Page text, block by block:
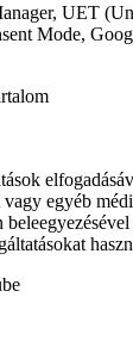
UET
Mode,
egyéb